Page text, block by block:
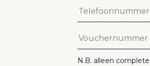
N.B. alleen